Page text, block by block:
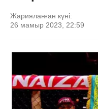
Жарияланған күні:
26 мамыр 2023, 22:59